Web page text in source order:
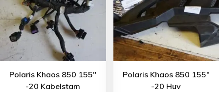
Polaris Khaos 850 155″
-20 Kabelstam
Polaris Khaos 850 155″
-20 Huv